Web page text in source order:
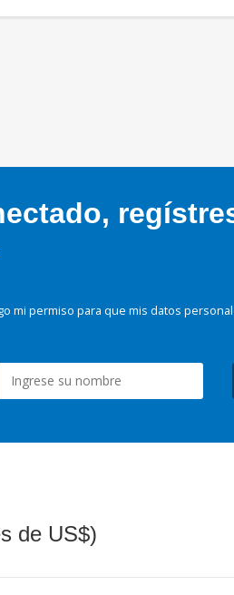
mi permiso para que mis datos
de US$)